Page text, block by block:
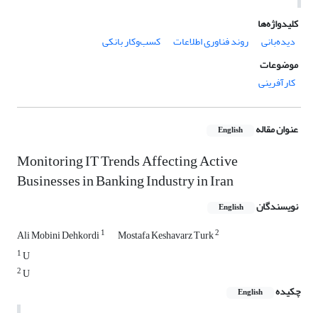
کلیدواژه‌ها
دیده‌بانی
روند فناوری اطلاعات
کسب‌وکار بانکی
موضوعات
کارآفرینی
عنوان مقاله English
Monitoring IT Trends Affecting Active
Businesses in Banking Industry in Iran
نویسندگان English
Ali Mobini Dehkordi1 Mostafa Keshavarz Turk2
1U
2U
چکیده
English